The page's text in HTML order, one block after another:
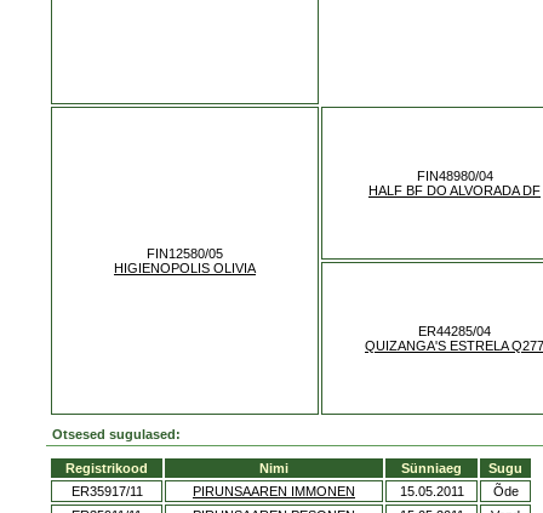
FIN12580/05
HIGIENOPOLIS OLIVIA
FIN48980/04
HALF BF DO ALVORADA DF
ER44285/04
QUIZANGA'S ESTRELA Q277
Otsesed sugulased:
Registrikood Nimi Sünniaeg
Sugu
ER35917/11
PIRUNSAAREN IMMONEN 15.05.2011
Õde